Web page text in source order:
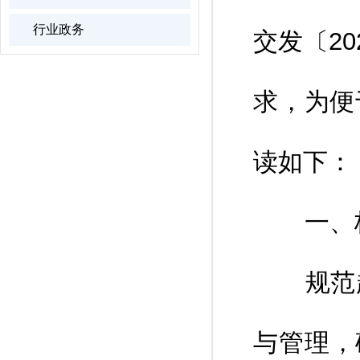
行业政务 交发〔
求，为
读如下：
一、
规范超
与管理